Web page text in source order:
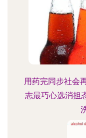
用药完同步社会
志最巧心选消担